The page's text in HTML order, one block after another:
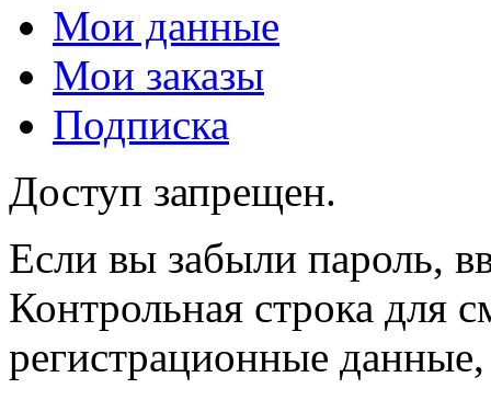
Мои данные
Мои заказы
Подписка
Доступ запрещен.
Если вы забыли пароль,
Контрольная строка для
регистрационные